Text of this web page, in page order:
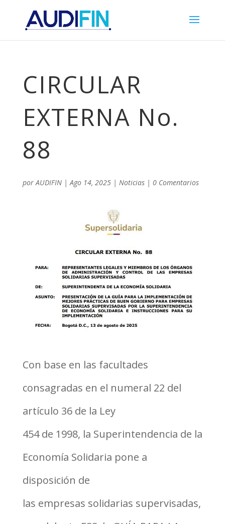
CIRCULAR
EXTERNA No.
88
porAUDIFIN|Ago 14, 2025| Noticias| 0 Comentarios
Con base en las facultades
consagradas en el numeral 22 del
artículo 36 de la Ley
454 de 1998, la Superintendencia de la
Economía Solidaria pone a
disposición de
las empresas solidarias supervisadas,